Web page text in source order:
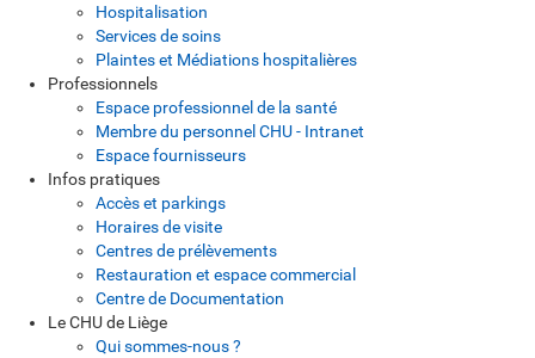
Hospitalisation
Services de soins
Plaintes et Médiations hospitalières
Professionnels
Espace professionnel de la santé
Membre du personnel CHU - Intranet
Espace fournisseurs
Infos pratiques
Accès et parkings
Horaires de visite
Centres de prélèvements
Restauration et espace commercial
Centre de Documentation
Le CHU de Liège
Qui sommes-nous ?